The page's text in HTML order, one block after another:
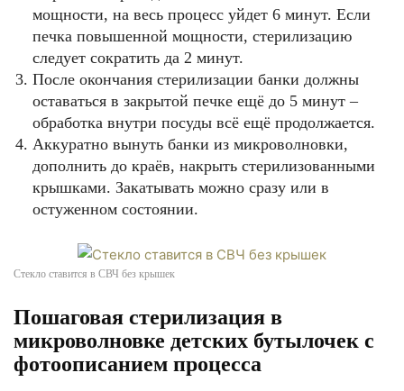
мощности, на весь процесс уйдет 6 минут. Если
печка повышенной мощности, стерилизацию
следует сократить да 2 минут.
После окончания стерилизации банки должны
оставаться в закрытой печке ещё до 5 минут –
обработка внутри посуды всё ещё продолжается.
Аккуратно вынуть банки из микроволновки,
дополнить до краёв, накрыть стерилизованными
крышками. Закатывать можно сразу или в
остуженном состоянии.
Стекло ставится в СВЧ без крышек
Пошаговая стерилизация в
микроволновке детских бутылочек с
фотоописанием процесса